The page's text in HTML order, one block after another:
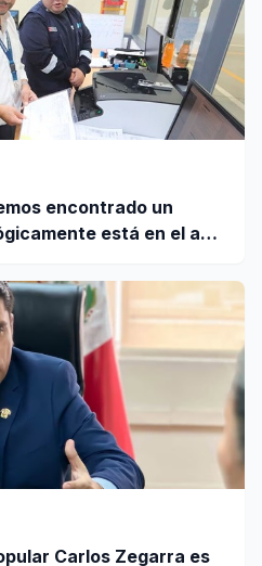
encontrado un
está en el año
Carlos Zegarra es